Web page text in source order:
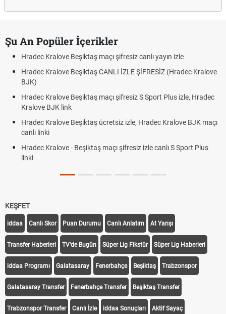
Şu An Popüler İçerikler
Hradec Kralove Beşiktaş maçı şifresiz canlı yayın izle
Hradec Kralove Beşiktaş CANLI İZLE ŞİFRESİZ (Hradec Kralove
BJK)
Hradec Kralove Beşiktaş maçı şifresiz S Sport Plus izle, Hradec
Kralove BJK link
Hradec Kralove Beşiktaş ücretsiz izle, Hradec Kralove BJK maçı
canlı linki
Hradec Kralove - Beşiktaş maçı şifresiz izle canlı S Sport Plus
KEŞFET
iddaa Canlı Skor Puan Durumu Canlı Anlatım At Yarışı
Transfer Haberleri TV'de Bugün Süper Lig Fikstür Süper Lig Haberleri
iddaa Programı Galatasaray Fenerbahçe Beşiktaş Trabzonspor
Galatasaray Transfer Fenerbahçe Transfer Beşiktaş Transfer
Trabzonspor Transfer Canlı İzle iddaa Sonuçları Aktif Sayaç